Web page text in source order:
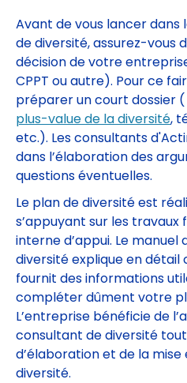
Avant de vous lancer dans
de diversité, assurez-vous
décision de votre
CPPT ou autre). Pour ce
préparer un court dossier (
plus-value de la diversité,
etc.). Les consultants
dans l’élaboration des
questions éventuelles.
Le plan de diversité est
s’appuyant sur les
interne d’appui. Le manuel
diversité explique en détail
fournit des informations
compléter dûment votre
L’entreprise bénéficie de
consultant de diversité
d’élaboration et de la mise
diversité.